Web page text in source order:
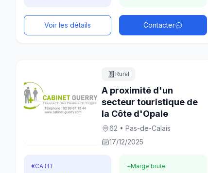
Voir les détails Contacter
Rural
A proximité d'un
secteur touristique de
la Côte d'Opale
62 • Pas-de-Calais
17/12/2025
€CA HT +Marge brute